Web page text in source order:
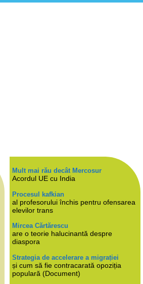
Mult mai rău decât Mercosur
Acordul UE cu India
Procesul kafkian
al profesorului închis pentru ofensarea
elevilor trans
Mircea Cărtărescu
are o teorie halucinantă despre
diaspora
Strategia de accelerare a migrației
și cum să fie contracarată opoziția
populară (Document)